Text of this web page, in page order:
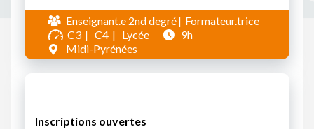
Enseignant.e 2nd degré
Formateur.trice
C3
C4 Lycée
9h
Midi-Pyrénées
Inscriptions ouvertes